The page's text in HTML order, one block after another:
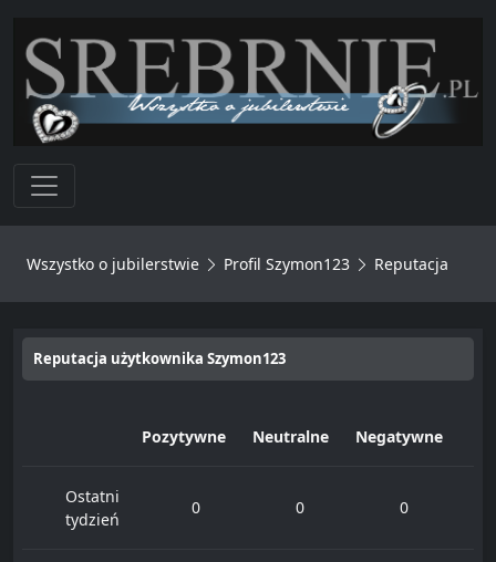
Toggle navigation
Wszystko o jubilerstwie Profil Szymon123 Reputacja
Reputacja użytkownika Szymon123
Pozytywne Neutralne Negatywne
Ostatni
tydzień
0 0 0